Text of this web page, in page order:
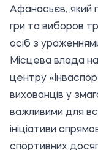
Афанасьєв, який
гри та виборов
осіб з
Місцева влада
центру
вихованців у
важливими для
ініціативи
спортивних